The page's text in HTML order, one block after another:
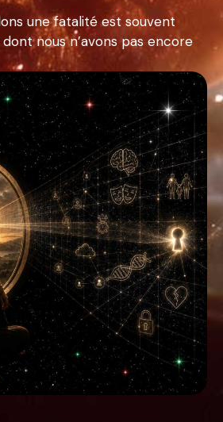
une fatalité est souvent
dont nous n’avons pas encore